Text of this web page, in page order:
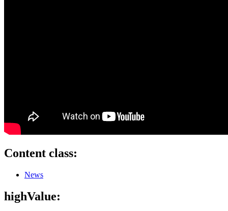
Content class:
News
highValue: